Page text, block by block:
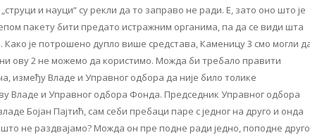
и науци“ су рекли да то заправо не ради. Е, зато оно што је
пакету бити предато истражним органима, па да се види шта
Како је потрошено дупло више средстава, Каменицу 3 смо могли
ову 2 не можемо да користимо. Можда би требало правити
између Владе и Управног одбора да није било толике
Владе и Управног одбора Фонда. Председник Управног одбора
Бојан Пајтић, сам себи пребаци паре с једног на друго и онда
не раздвајамо? Можда он пре подне ради једно, поподне друго,